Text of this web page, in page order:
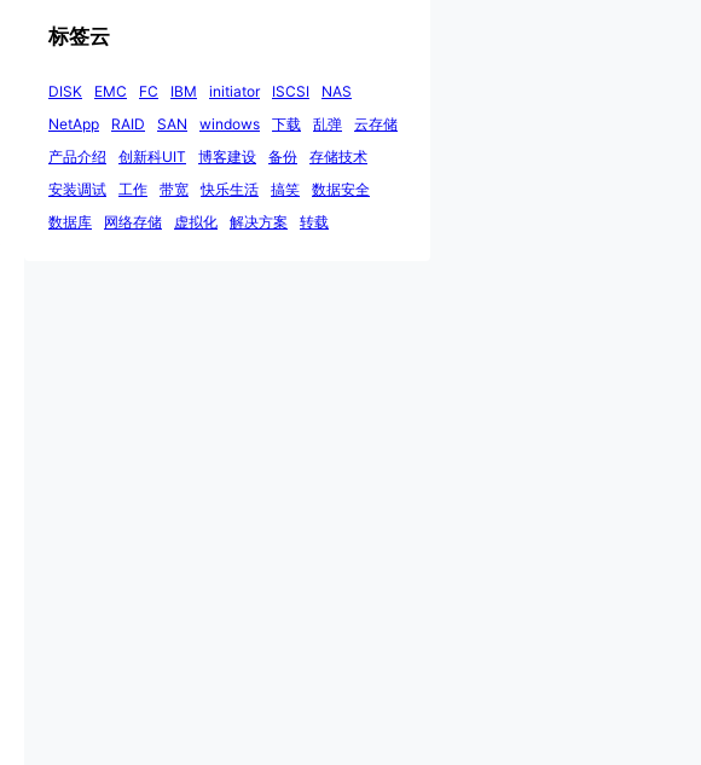
标签云
DISK EMC FC IBM initiator ISCSI
NAS
NetApp
RAID SAN windows 下载 乱弹
云存储
产品介绍
创新科UIT 博客建设 备份
存储技术
安装调试
工作 带宽 快乐生活 搞笑
数据安全
数据库
网络存储 虚拟化 解决方案 转载